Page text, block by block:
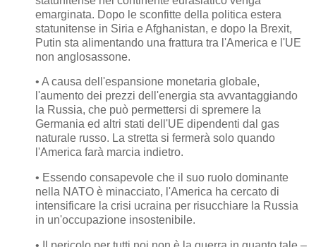
emarginata. Dopo le sconfitte della politica estera
statunitense in Siria e Afghanistan, e dopo la Brexit,
Putin sta alimentando una frattura tra l'America e l'UE
non anglosassone.
• A causa dell'espansione monetaria globale,
l'aumento dei prezzi dell'energia sta avvantaggiando
la Russia, che può permettersi di spremere la
Germania ed altri stati dell'UE dipendenti dal gas
naturale russo. La stretta si fermerà solo quando
l'America farà marcia indietro.
• Essendo consapevole che il suo ruolo dominante
nella NATO è minacciato, l'America ha cercato di
intensificare la crisi ucraina per risucchiare la Russia
in un'occupazione insostenibile.